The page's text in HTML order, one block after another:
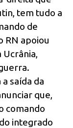
tem tudo a
de
RN apoiou
Ucrânia,
saída da
que,
comando
integrado